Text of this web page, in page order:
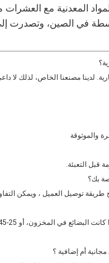
المعدنية مع العشرات
في الصين، وتصدرت إلى
لدينا مصنعنا الخاص، لذلك لا
والموثوقة
قبل التعبئة.
بك؟
أم إضافية ؟